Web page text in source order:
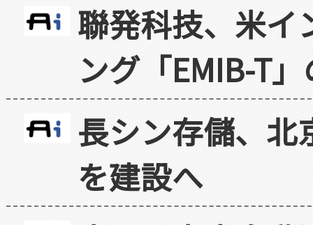
聯発科技、米イ
ング「EMIB-T
長シン存儲、北
を建設へ